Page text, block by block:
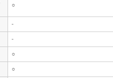
○
-
-
○
○